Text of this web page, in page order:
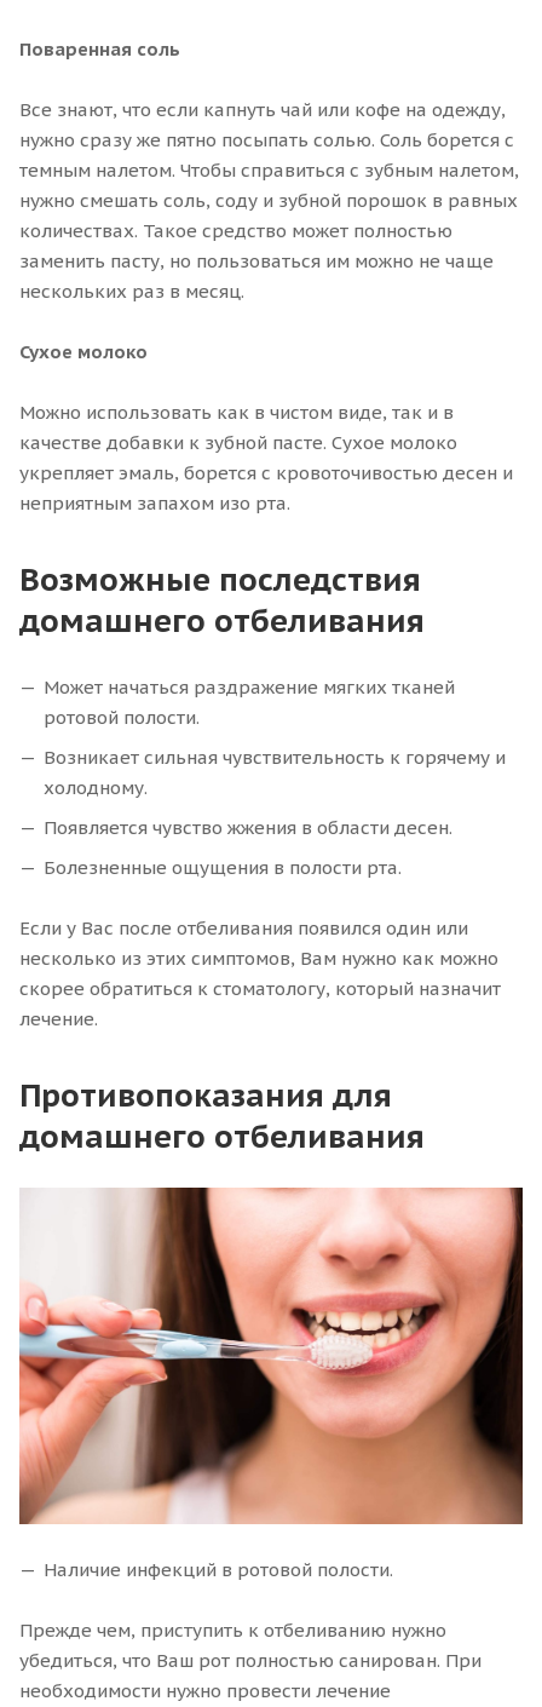
Поваренная соль
Все знают, что если капнуть чай или кофе на одежду,
нужно сразу же пятно посыпать солью. Соль борется с
темным налетом. Чтобы справиться с зубным налетом,
нужно смешать соль, соду и зубной порошок в равных
количествах. Такое средство может полностью
заменить пасту, но пользоваться им можно не чаще
нескольких раз в месяц.
Сухое молоко
Можно использовать как в чистом виде, так и в
качестве добавки к зубной пасте. Сухое молоко
укрепляет эмаль, борется с кровоточивостью десен и
неприятным запахом изо рта.
Возможные последствия
домашнего отбеливания
Может начаться раздражение мягких тканей
ротовой полости.
Возникает сильная чувствительность к горячему и
холодному.
Появляется чувство жжения в области десен.
Болезненные ощущения в полости рта.
Если у Вас после отбеливания появился один или
несколько из этих симптомов, Вам нужно как можно
скорее обратиться к стоматологу, который назначит
лечение.
Противопоказания для
домашнего отбеливания
Наличие инфекций в ротовой полости.
Прежде чем, приступить к отбеливанию нужно
убедиться, что Ваш рот полностью санирован. При
необходимости нужно провести лечение